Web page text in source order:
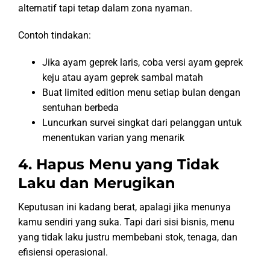
alternatif tapi tetap dalam zona nyaman.
Contoh tindakan:
Jika ayam geprek laris, coba versi ayam geprek
keju atau ayam geprek sambal matah
Buat limited edition menu setiap bulan dengan
sentuhan berbeda
Luncurkan survei singkat dari pelanggan untuk
menentukan varian yang menarik
4. Hapus Menu yang Tidak
Laku dan Merugikan
Keputusan ini kadang berat, apalagi jika menunya
kamu sendiri yang suka. Tapi dari sisi bisnis, menu
yang tidak laku justru membebani stok, tenaga, dan
efisiensi operasional.